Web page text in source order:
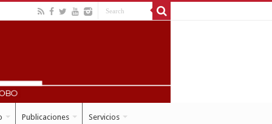
Publicaciones Servicios